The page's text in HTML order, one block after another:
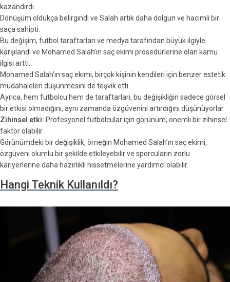
kazandırdı.
Dönüşüm oldukça belirgindi ve Salah artık daha dolgun ve hacimli bir
saça sahipti.
Bu değişim, futbol taraftarları ve medya tarafından büyük ilgiyle
karşılandı ve Mohamed Salah’ın saç ekimi prosedürlerine olan kamu
ilgisi arttı.
Mohamed Salah’ın saç ekimi, birçok kişinin kendileri için benzer estetik
müdahaleleri düşünmesini de teşvik etti.
Ayrıca, hem futbolcu hem de taraftarları, bu değişikliğin sadece görsel
bir etkisi olmadığını, aynı zamanda özgüvenini artırdığını düşünüyorlar.
Zihinsel etki: Profesyonel futbolcular için görünüm, önemli bir zihinsel
faktör olabilir.
Görünümdeki bir değişiklik, örneğin Mohamed Salah’ın saç ekimi,
özgüveni olumlu bir şekilde etkileyebilir ve sporcuların zorlu
kariyerlerine daha hazırlıklı hissetmelerine yardımcı olabilir.
Hangi Teknik Kullanıldı?